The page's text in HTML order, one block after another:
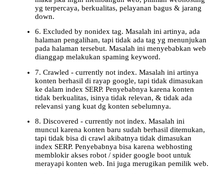
yg terpercaya, berkualitas, pelayanan bagus & jarang
down.
6. Excluded by nonidex tag. Masalah ini artinya, ada
halaman pengalihan, tapi tidak ada tag yg menunjukan
pada halaman tersebut. Masalah ini menyebabkan web
dianggap melakukan spaming keyword.
7. Crawled - currently not index. Masalah ini artinya
konten berhasil di rayap google, tapi tidak dimasukan
ke dalam index SERP. Penyebabnya karena konten
tidak berkualitas, isinya tidak relevan, & tidak ada
relevansi yang kuat dg konten sebelumnya.
8. Discovered - currently not index. Masalah ini
muncul karena konten baru sudah berhasil ditemukan,
tapi tidak bisa di crawl akibatnya tidak dimasukan
index SERP. Penyebabnya bisa karena webhosting
memblokir akses robot / spider google boot untuk
merayapi konten web. Ini juga merugikan pemilik web.